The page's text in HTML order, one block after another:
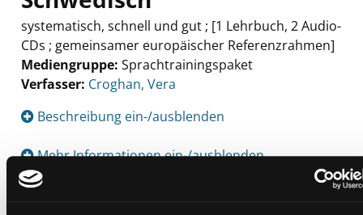
systematisch, schnell und gut ; [1 Lehrbuch, 2 Audio-
CDs ; gemeinsamer europäischer Referenzrahmen]
Mediengruppe: Sprachtrainingspaket
Verfasser: Suche nach diesem Verfasser
Croghan, Vera
Beschreibung ein-/ausblenden
Mehr Informationen ein-/ausblenden